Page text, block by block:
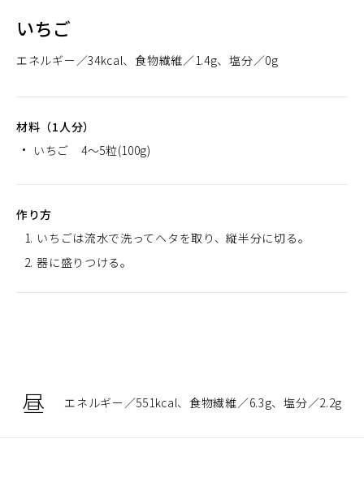
いちご
エネルギー 34kcal 食物繊維 1.4g 塩分 0g
材料（1人分）
いちご 4～5粒(100g)
作り方
いちごは流水で洗ってヘタを取り、縦半分に切る。
器に盛りつける。
昼 エネルギー 551kcal 食物繊維 6.3g 塩分 2.2g